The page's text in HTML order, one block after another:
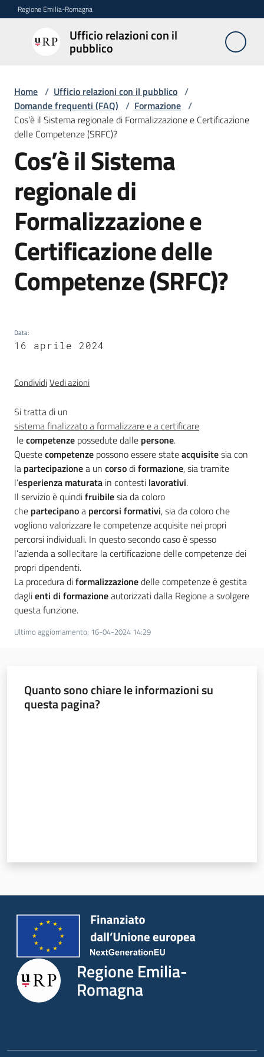
Vai al contenuto
Vai alla navigazione
Vai al footer
Regione Emilia-Romagna
Ufficio relazioni con il
pubblico
Ufficio
relazioni
pubblico
Novità
Servizi
dell'Urp
Accesso
e
trasparenza
frequenti
(FAQ)
P
r
s
o
n
e
e
o
r
g
a
n
i
g
r
a
m
Argomenti
Home / Ufficio relazioni con il pubblico /
Domande frequenti (FAQ) / Formazione /
Cos’è il Sistema regionale di Formalizzazione e Certificazione
delle Competenze (SRFC)?
Salta al contenuto
Cos’è il Sistema
regionale di
Formalizzazione e
Certificazione delle
Competenze (SRFC)?
Data:
16 aprile 2024
CondividiVedi azioni
Si tratta di un
sistema finalizzato a formalizzare e a certificare
lecompetenze possedute dalle persone.
Questecompetenze possono essere stateacquisitesia con
la partecipazionea un corsodiformazione, sia tramite
l’esperienza maturata in contesti lavorativi.
Il servizio è quindifruibilesia da coloro
che partecipanoa percorsi formativi, sia da coloro che
vogliono valorizzare le competenze acquisite nei propri
percorsi individuali. In questo secondo caso è spesso
l’azienda a sollecitare la certificazione delle competenze dei
propri dipendenti.
La procedura diformalizzazionedelle competenze è gestita
daglienti di formazioneautorizzati dalla Regione a svolgere
questa funzione.
Ultimo aggiornamento: 16-04-2024 14:29
Quanto sono chiare le informazioni su
questa pagina?
Regione Emilia-
Romagna